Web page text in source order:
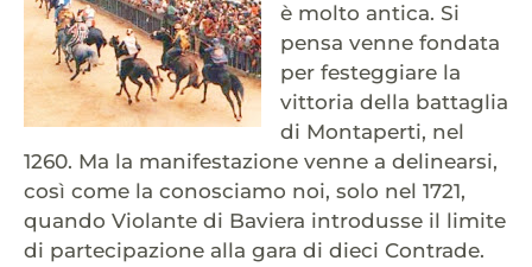
è molto antica. Si
pensa venne fondata
per festeggiare la
vittoria della battaglia
di Montaperti, nel
1260. Ma la manifestazione venne a delinearsi,
così come la conosciamo noi, solo nel 1721,
quando Violante di Baviera introdusse il limite
di partecipazione alla gara di dieci Contrade.